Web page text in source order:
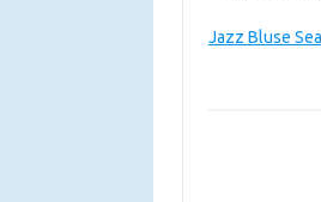
Jazz Bluse Sea